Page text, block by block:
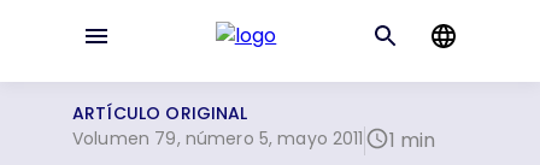
ARTÍCULO ORIGINAL
Volumen 79, número 5, mayo 2011
1 min